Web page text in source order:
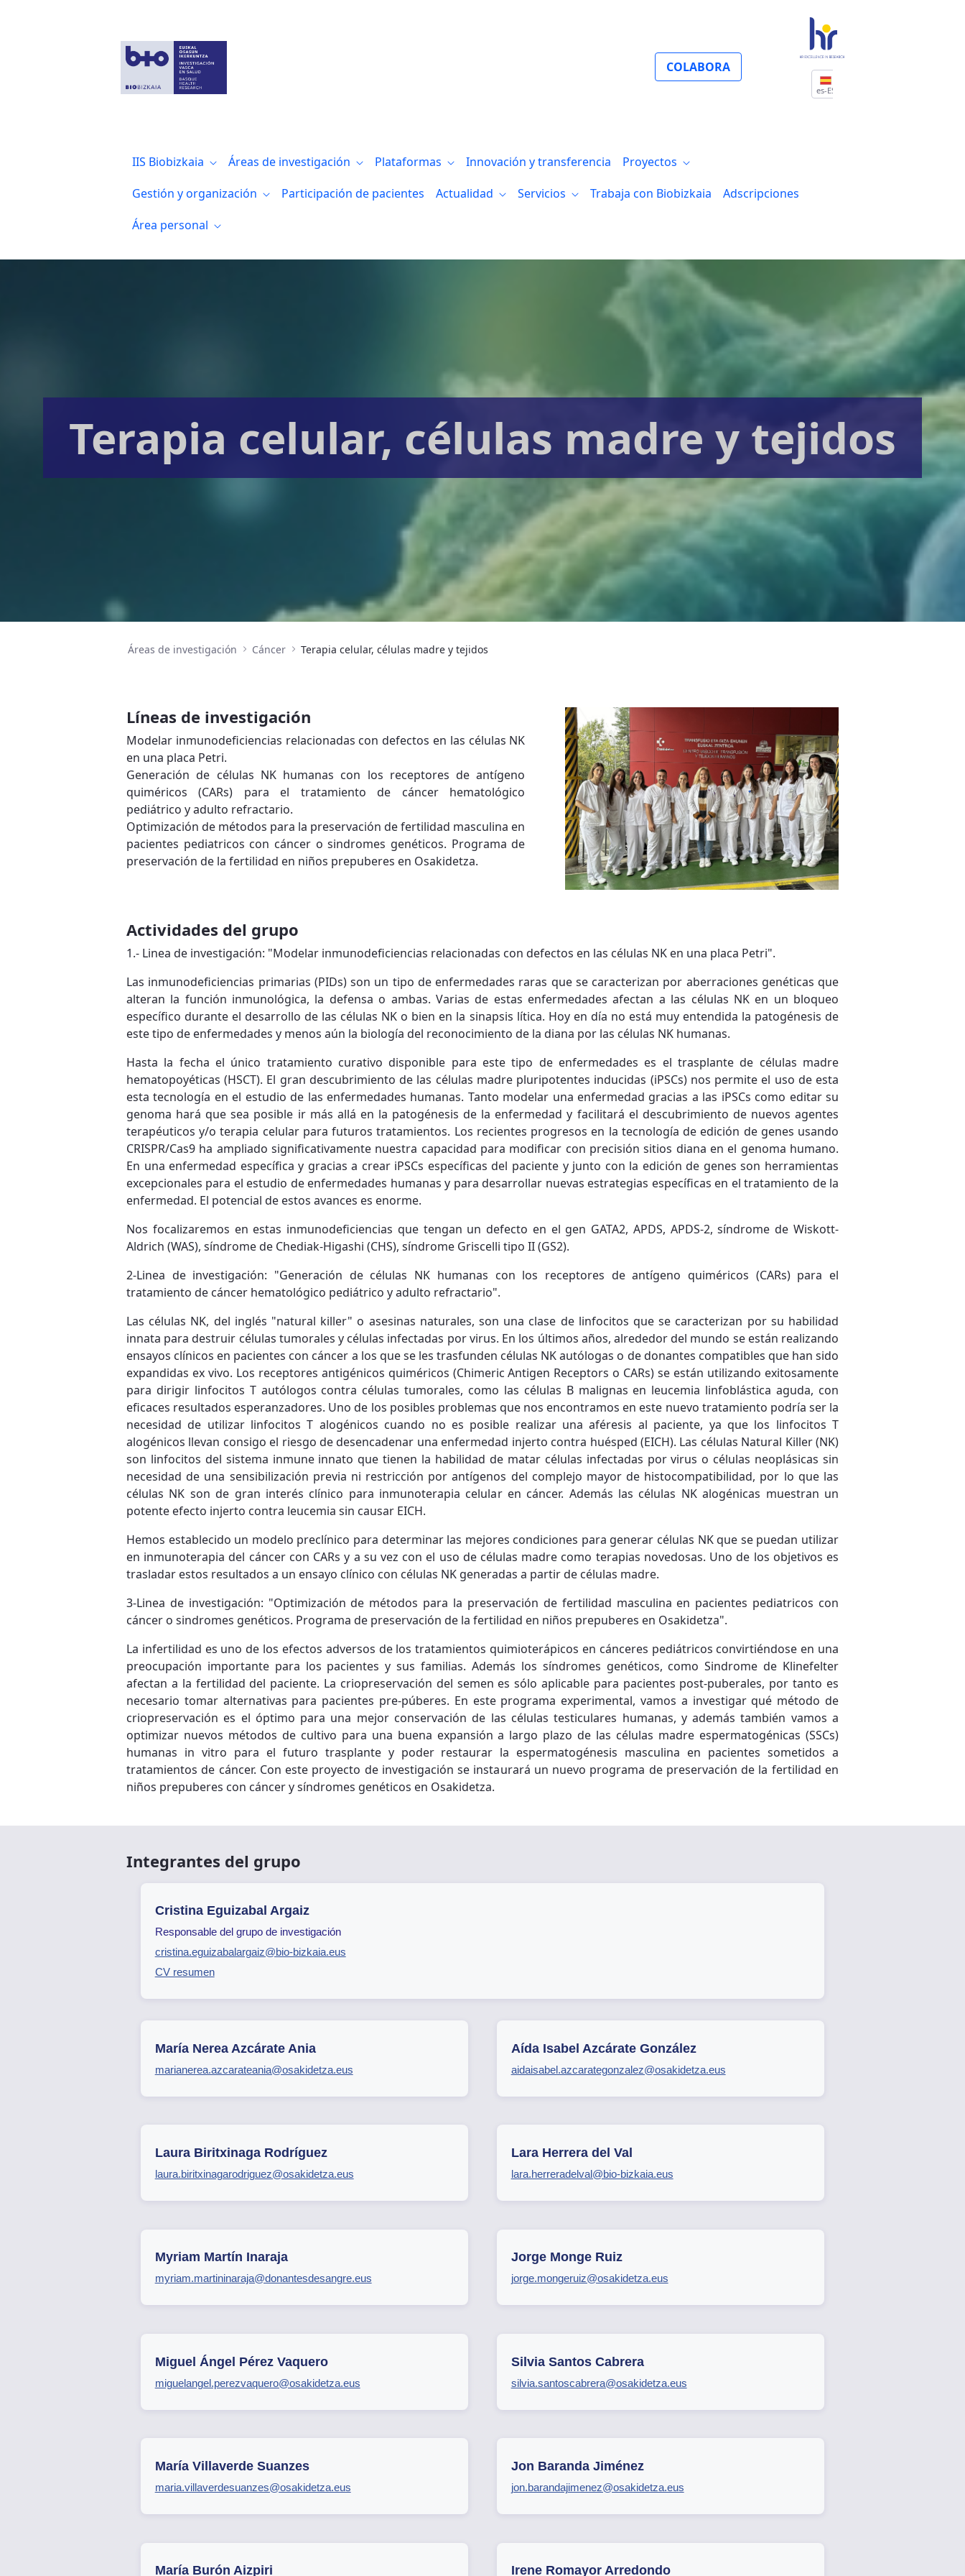
COLABORA
es-ES
IIS Biobizkaia Áreas de investigación Plataformas Innovación y transferencia
Proyectos
Gestión y organización
Participación de pacientes Actualidad Servicios Trabaja con Biobizkaia
Adscripciones
Área personal
Terapia celular, células madre y tejidos
Áreas de investigación Cáncer Terapia celular, células madre y tejidos
Líneas de investigación
Modelar inmunodeficiencias relacionadas con defectos en las células NK
en una placa Petri.
Generación de células NK humanas con los receptores de antígeno
quiméricos (CARs) para el tratamiento de cáncer hematológico
pediátrico y adulto refractario.
Optimización de métodos para la preservación de fertilidad masculina en
pacientes pediatricos con cáncer o sindromes genéticos. Programa de
preservación de la fertilidad en niños prepuberes en Osakidetza.
Actividades del grupo
1.- Linea de investigación: "Modelar inmunodeficiencias relacionadas con defectos en las células NK en una placa Petri".
Las inmunodeficiencias primarias (PIDs) son un tipo de enfermedades raras que se caracterizan por aberraciones genéticas que
alteran la función inmunológica, la defensa o ambas. Varias de estas enfermedades afectan a las células NK en un bloqueo
específico durante el desarrollo de las células NK o bien en la sinapsis lítica. Hoy en día no está muy entendida la patogénesis de
este tipo de enfermedades y menos aún la biología del reconocimiento de la diana por las células NK humanas.
Hasta la fecha el único tratamiento curativo disponible para este tipo de enfermedades es el trasplante de células madre
hematopoyéticas (HSCT). El gran descubrimiento de las células madre pluripotentes inducidas (iPSCs) nos permite el uso de esta
esta tecnología en el estudio de las enfermedades humanas. Tanto modelar una enfermedad gracias a las iPSCs como editar su
genoma hará que sea posible ir más allá en la patogénesis de la enfermedad y facilitará el descubrimiento de nuevos agentes
terapéuticos y/o terapia celular para futuros tratamientos. Los recientes progresos en la tecnología de edición de genes usando
CRISPR/Cas9 ha ampliado significativamente nuestra capacidad para modificar con precisión sitios diana en el genoma humano.
En una enfermedad específica y gracias a crear iPSCs específicas del paciente y junto con la edición de genes son herramientas
excepcionales para el estudio de enfermedades humanas y para desarrollar nuevas estrategias específicas en el tratamiento de la
enfermedad. El potencial de estos avances es enorme.
Nos focalizaremos en estas inmunodeficiencias que tengan un defecto en el gen GATA2, APDS, APDS-2, síndrome de Wiskott-
Aldrich (WAS), síndrome de Chediak-Higashi (CHS), síndrome Griscelli tipo II (GS2).
2-Linea de investigación: "Generación de células NK humanas con los receptores de antígeno quiméricos (CARs) para el
tratamiento de cáncer hematológico pediátrico y adulto refractario".
Las células NK, del inglés "natural killer" o asesinas naturales, son una clase de linfocitos que se caracterizan por su habilidad
innata para destruir células tumorales y células infectadas por virus. En los últimos años, alrededor del mundo se están realizando
ensayos clínicos en pacientes con cáncer a los que se les trasfunden células NK autólogas o de donantes compatibles que han sido
expandidas ex vivo. Los receptores antigénicos quiméricos (Chimeric Antigen Receptors o CARs) se están utilizando exitosamente
para dirigir linfocitos T autólogos contra células tumorales, como las células B malignas en leucemia linfoblástica aguda, con
eficaces resultados esperanzadores. Uno de los posibles problemas que nos encontramos en este nuevo tratamiento podría ser la
necesidad de utilizar linfocitos T alogénicos cuando no es posible realizar una aféresis al paciente, ya que los linfocitos T
alogénicos llevan consigo el riesgo de desencadenar una enfermedad injerto contra huésped (EICH). Las células Natural Killer (NK)
son linfocitos del sistema inmune innato que tienen la habilidad de matar células infectadas por virus o células neoplásicas sin
necesidad de una sensibilización previa ni restricción por antígenos del complejo mayor de histocompatibilidad, por lo que las
células NK son de gran interés clínico para inmunoterapia celular en cáncer. Además las células NK alogénicas muestran un
potente efecto injerto contra leucemia sin causar EICH.
Hemos establecido un modelo preclínico para determinar las mejores condiciones para generar células NK que se puedan utilizar
en inmunoterapia del cáncer con CARs y a su vez con el uso de células madre como terapias novedosas. Uno de los objetivos es
trasladar estos resultados a un ensayo clínico con células NK generadas a partir de células madre.
3-Linea de investigación: "Optimización de métodos para la preservación de fertilidad masculina en pacientes pediatricos con
cáncer o sindromes genéticos. Programa de preservación de la fertilidad en niños prepuberes en Osakidetza".
La infertilidad es uno de los efectos adversos de los tratamientos quimioterápicos en cánceres pediátricos convirtiéndose en una
preocupación importante para los pacientes y sus familias. Además los síndromes genéticos, como Sindrome de Klinefelter
afectan a la fertilidad del paciente. La criopreservación del semen es sólo aplicable para pacientes post-puberales, por tanto es
necesario tomar alternativas para pacientes pre-púberes. En este programa experimental, vamos a investigar qué método de
criopreservación es el óptimo para una mejor conservación de las células testiculares humanas, y además también vamos a
optimizar nuevos métodos de cultivo para una buena expansión a largo plazo de las células madre espermatogénicas (SSCs)
humanas in vitro para el futuro trasplante y poder restaurar la espermatogénesis masculina en pacientes sometidos a
tratamientos de cáncer. Con este proyecto de investigación se instaurará un nuevo programa de preservación de la fertilidad en
niños prepuberes con cáncer y síndromes genéticos en Osakidetza.
Integrantes del grupo
Cristina Eguizabal Argaiz
Responsable del grupo de investigación
cristina.eguizabalargaiz@bio-bizkaia.eus
CV resumen
María Nerea Azcárate Ania
marianerea.azcarateania@osakidetza.eus
Aída Isabel Azcárate González
aidaisabel.azcarategonzalez@osakidetza.eus
Laura Biritxinaga Rodríguez
laura.biritxinagarodriguez@osakidetza.eus
Lara Herrera del Val
lara.herreradelval@bio-bizkaia.eus
Myriam Martín Inaraja
myriam.martininaraja@donantesdesangre.eus
Jorge Monge Ruiz
jorge.mongeruiz@osakidetza.eus
Miguel Ángel Pérez Vaquero
miguelangel.perezvaquero@osakidetza.eus
Silvia Santos Cabrera
silvia.santoscabrera@osakidetza.eus
María Villaverde Suanzes
maria.villaverdesuanzes@osakidetza.eus
Jon Baranda Jiménez
jon.barandajimenez@osakidetza.eus
María Burón Aizpiri Irene Romayor Arredondo